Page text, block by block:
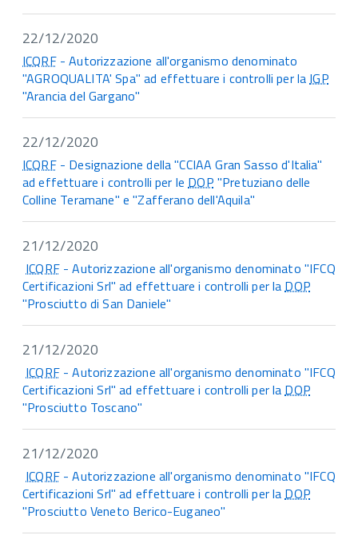
22/12/2020
ICQRF- Autorizzazione all'organismo denominato
"AGROQUALITA' Spa" ad effettuare i controlli per laIGP
"Arancia del Gargano"
22/12/2020
ICQRF- Designazione della "CCIAA Gran Sasso d'Italia"
ad effettuare i controlli per leDOP "Pretuziano delle
Colline Teramane" e "Zafferano dell'Aquila"
21/12/2020
ICQRF- Autorizzazione all'organismo denominato "IFCQ
Certificazioni Srl" ad effettuare i controlli per laDOP
"Prosciutto di San Daniele"
21/12/2020
ICQRF- Autorizzazione all'organismo denominato "IFCQ
Certificazioni Srl" ad effettuare i controlli per laDOP
"Prosciutto Toscano"
21/12/2020
ICQRF- Autorizzazione all'organismo denominato "IFCQ
Certificazioni Srl" ad effettuare i controlli per laDOP
"Prosciutto Veneto Berico-Euganeo"